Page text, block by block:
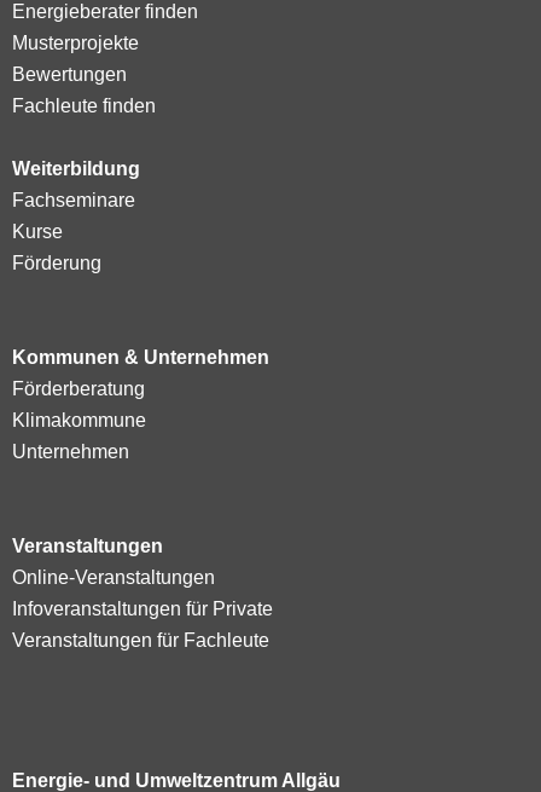
Energieberater finden
Musterprojekte
Bewertungen
Fachleute finden
Weiterbildung
Fachseminare
Kurse
Förderung
Kommunen & Unternehmen
Förderberatung
Klimakommune
Unternehmen
Veranstaltungen
Online-Veranstaltungen
Infoveranstaltungen für Private
Veranstaltungen für Fachleute
Energie- und Umweltzentrum Allgäu